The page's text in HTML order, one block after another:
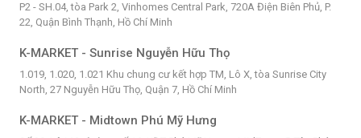
P2 - SH.04, tòa Park 2, Vinhomes Central Park, 720A Điện Biên Phủ, P.
22, Quận Bình Thạnh, Hồ Chí Minh
K-MARKET - Sunrise Nguyễn Hữu Thọ
1.019, 1.020, 1.021 Khu chung cư kết hợp TM, Lô X, tòa Sunrise City
North, 27 Nguyễn Hữu Thọ, Quận 7, Hồ Chí Minh
K-MARKET - Midtown Phú Mỹ Hưng